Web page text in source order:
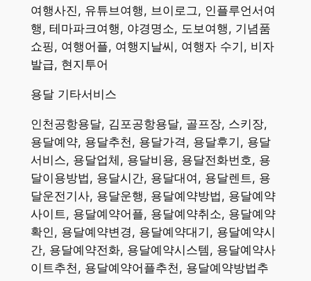
여행사진, 유튜브여행, 브이로그, 인플루언서여
행, 테마파크여행, 야경명소, 도보여행, 기념품
쇼핑, 여행어플, 여행지날씨, 여행자 수기, 비자
발급, 현지투어 ​
용달 기타서비스
​인천공항용달, 김포공항용달, 골프장, 스키장,
용달예약, 용달추천, 용달가격, 용달후기, 용달
서비스, 용달업체, 용달비용, 용달전화번호, 용
달이용방법, 용달시간, 용달대여, 용달렌트, 용
달운전기사, 용달운행, 용달예약방법, 용달예약
사이트, 용달예약어플, 용달예약취소, 용달예약
확인, 용달예약변경, 용달예약대기, 용달예약시
간, 용달예약전화, 용달예약시스템, 용달예약사
이트추천, 용달예약어플추천, 용달예약방법추